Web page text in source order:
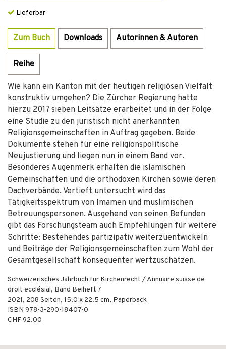
Lieferbar
Zum Buch Downloads Autorinnen & Autoren
Reihe
Wie kann ein Kanton mit der heutigen religiösen Vielfalt
konstruktiv umgehen? Die Zürcher Regierung hatte
hierzu 2017 sieben Leitsätze erarbeitet und in der Folge
eine Studie zu den juristisch nicht anerkannten
Religionsgemeinschaften in Auftrag gegeben. Beide
Dokumente stehen für eine religionspolitische
Neujustierung und liegen nun in einem Band vor.
Besonderes Augenmerk erhalten die islamischen
Gemeinschaften und die orthodoxen Kirchen sowie deren
Dachverbände. Vertieft untersucht wird das
Tätigkeitsspektrum von Imamen und muslimischen
Betreuungspersonen. Ausgehend von seinen Befunden
gibt das Forschungsteam auch Empfehlungen für weitere
Schritte: Bestehendes partizipativ weiterzuentwickeln
und Beiträge der Religionsgemeinschaften zum Wohl der
Gesamtgesellschaft konsequenter wertzuschätzen.
Schweizerisches Jahrbuch für Kirchenrecht / Annuaire suisse de
droit ecclésial, Band Beiheft 7
2021, 208 Seiten, 15.0 x 22.5 cm, Paperback
ISBN 978-3-290-18407-0
CHF 92.00